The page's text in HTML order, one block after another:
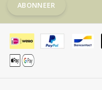
ABONNEER